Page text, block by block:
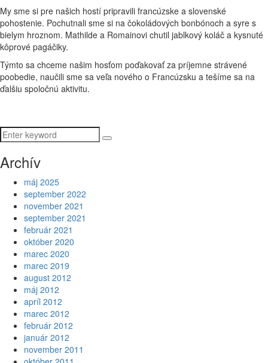
My sme si pre našich hostí pripravili francúzske a slovenské
pohostenie. Pochutnali sme si na čokoládových bonbónoch a syre s
bielym hroznom. Mathilde a Romainovi chutil jablkový koláč a kysnuté
kôprové pagáčiky.
Týmto sa chceme našim hosťom poďakovať za príjemne strávené
poobedie, naučili sme sa veľa nového o Francúzsku a tešíme sa na
ďalšiu spoločnú aktivitu.
Archív
máj 2025
september 2022
november 2021
september 2021
február 2021
október 2020
marec 2020
marec 2019
august 2012
máj 2012
apríl 2012
marec 2012
február 2012
január 2012
november 2011
základe
spôsobu
používania
webovej
stránky.
Aby naša
stránka počas
fungovala čo
tieto súbory
cookie
odmietnete,
niektoré
funkcie z
webovej
stránky zmiznú.
Marketing
Zdieľaním
svojich záujmov
a správania
počas návštevy
našej stránky